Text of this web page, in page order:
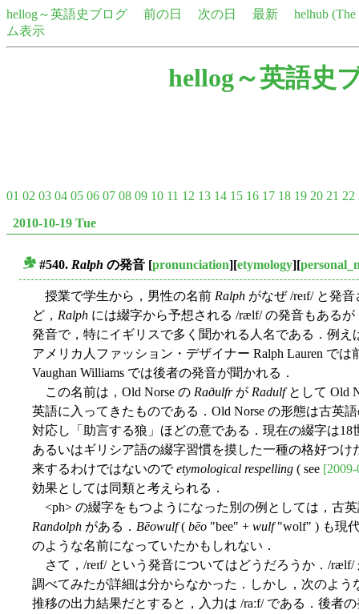
hellog～英語史ブログ 前の日 次の日 最新
helhub
ム表示
hellog～英語史
01 02 03 04 05 06 07 08 09 10 11 12 13 14 15 16 17 18 19 20 21 22
2010-10-19 Tue
#540. Ralph の発音 [pronunciation][etymology][
授業で学生から，男性の名前 Ralph がなぜ /reɪf/ と発
ど， Ralph には綴字から予想される /rælf/ の発音もある
発音で，特にイギリスで多く聞かれる人名である．例え
アメリカ人ファッション・デザイナー Ralph Lauren で
Vaughan Williams では後者の発音が聞かれる．
この名前は，Old Norse の Raðulfrが Radulfとして Old
英語に入ってきたものである．Old Norse の形態は古英
対応し「助言する狼」ほどの意である．現在の綴字は
あるいはギリシア語の綴字習慣を摸した一種の格好つけ
来するわけではないのでetymological respelling ( see
効果としては同類と考えられる．
<ph> の綴字をもつようになった別の例としては，古
Randolph がある． Bēowulf( bēo "bee" + wulf"wolf" ) も現
のような名前になっていたかもしれない．
さて，/reɪf/ という発音についてはどうだろうか．/rælf/
調べてみたが詳細は分からなかった．しかし，次のよう
推移の出力結果だとすると，入力は /raːf/ である．後者